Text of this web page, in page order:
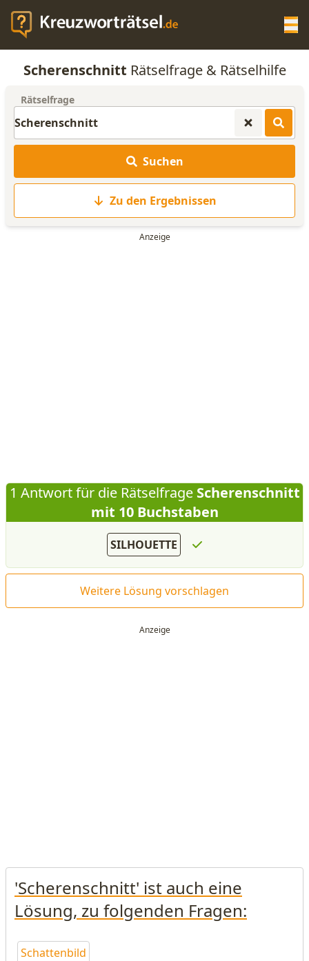
KREUZWORTRÄTSEL-HILFE
ANAGRAMM-GENERATOR
Scherenschnitt Rätselfrage & Rätselhilfe
Rätselfrage
Suchen
Zu den Ergebnissen
1 Antwort für die RätselfrageScherenschnitt
mit 10 Buchstaben
SILHOUETTE
Weitere Lösung vorschlagen
'Scherenschnitt' ist auch eine
Lösung, zu folgenden Fragen:
Schattenbild